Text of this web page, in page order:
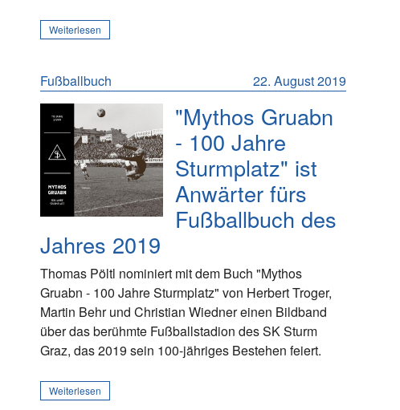
Weiterlesen
22. August 2019
Fußballbuch
"Mythos Gruabn
- 100 Jahre
Sturmplatz" ist
Anwärter fürs
Fußballbuch des
Jahres 2019
Thomas Pöltl nominiert mit dem Buch "Mythos
Gruabn - 100 Jahre Sturmplatz" von Herbert Troger,
Martin Behr und Christian Wiedner einen Bildband
über das berühmte Fußballstadion des SK Sturm
Graz, das 2019 sein 100-jähriges Bestehen feiert.
Weiterlesen